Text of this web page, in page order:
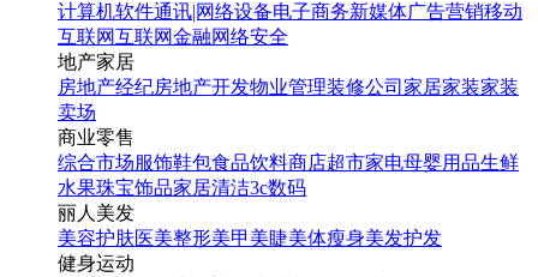
计算机软件通讯|网络设备电子商务新媒体广告营销移动
互联网互联网金融网络安全
地产家居
房地产经纪房地产开发物业管理装修公司 家居家装家装
卖场
商业零售
综合市场服饰鞋包食品饮料商店超市家电母婴用品生鲜
水果珠宝饰品家居清洁3c数码
丽人美发
美容护肤医美整形美甲美睫美体瘦身美发护发
健身运动